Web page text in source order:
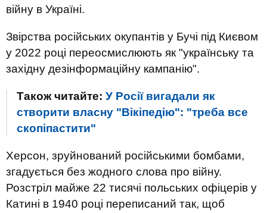
війну в Україні.
Звірства російських окупантів у Бучі під Києвом
у 2022 році переосмислюють як "українську та
західну дезінформаційну кампанію".
Також читайте: У Росії вигадали як
створити власну "Вікіпедію": "треба все
скопіпастити"
Херсон, зруйнований російськими бомбами,
згадується без жодного слова про війну.
Розстріл майже 22 тисячі польських офіцерів у
Катині в 1940 році переписаний так, щоб